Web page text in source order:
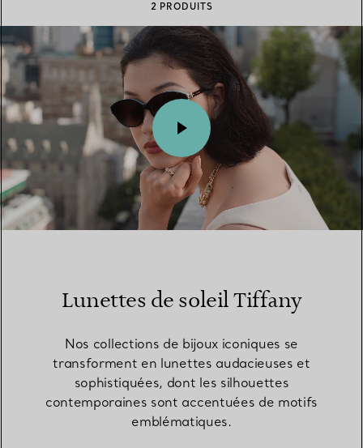
2 PRODUITS
00:10 / 00:15
Lunettes de soleil Tiffany
Nos collections de bijoux iconiques se
transforment en lunettes audacieuses et
sophistiquées, dont les silhouettes
contemporaines sont accentuées de motifs
emblématiques.